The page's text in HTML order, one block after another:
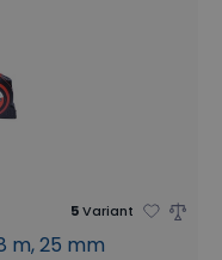
5Variant
m, 25 mm